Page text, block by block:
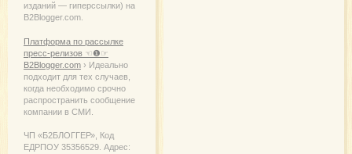
изданий — гиперссылки) на
B2Blogger.com.
Платформа по рассылке
пресс-релизов ☜❶☞
B2Blogger.com › Идеально
подходит для тех случаев,
когда необходимо срочно
распространить сообщение
компании в СМИ.
ЧП «Б2БЛОГГЕР», Код
ЕДРПОУ 35356529. Адрес: